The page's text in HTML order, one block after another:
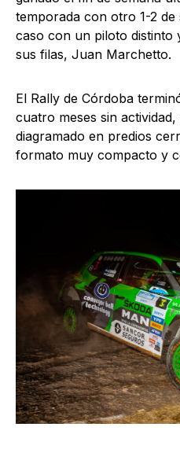
temporada con otro 1-2 de
caso con un piloto distinto
sus filas, Juan Marchetto.
El Rally de Córdoba
cuatro meses sin
diagramado en predios
formato muy compacto y